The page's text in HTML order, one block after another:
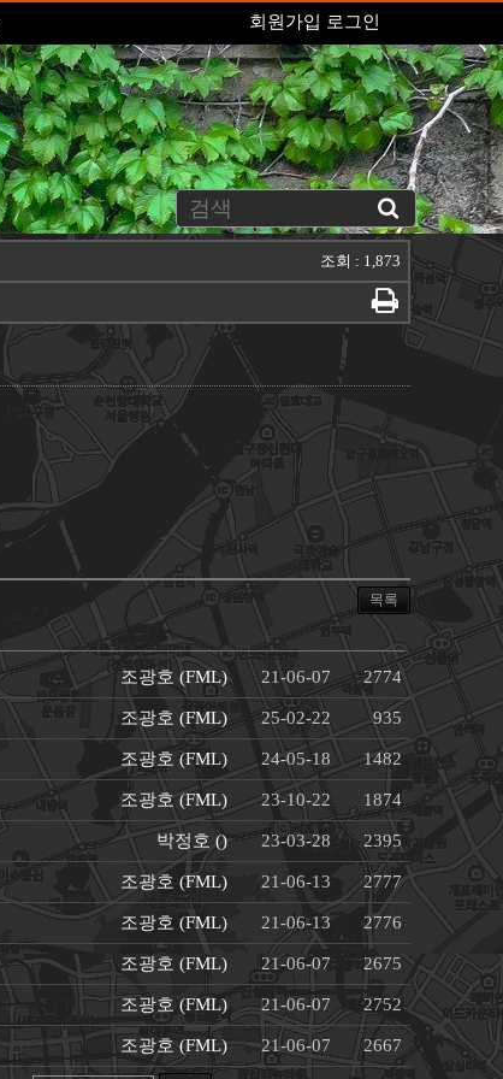
회원가입 로그인
조회 : 1,873
목록
조광호 (FML) 21-06-07 2774
조광호 (FML) 25-02-22 935
조광호 (FML) 24-05-18 1482
조광호 (FML) 23-10-22 1874
박정호 () 23-03-28 2395
조광호 (FML) 21-06-13 2777
조광호 (FML) 21-06-13 2776
조광호 (FML) 21-06-07 2675
조광호 (FML) 21-06-07 2752
조광호 (FML) 21-06-07 2667